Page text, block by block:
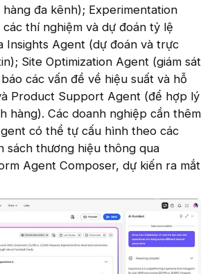
đa kênh); Experimentation
thí nghiệm và dự đoán tỷ lệ
Insights Agent (dự đoán và trực
Site Optimization Agent (giám sát
các vấn đề về hiệu suất và hỗ
Product Support Agent (để hợp lý
hàng). Các doanh nghiệp cần thêm
có thể tự cấu hình theo các
sách thương hiệu thông qua
Agent Composer, dự kiến ra mắt